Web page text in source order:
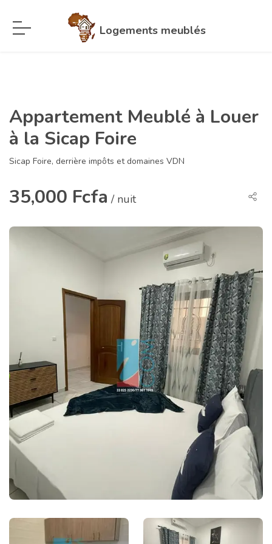
Logements meublés
Appartement Meublé à Louer
à la Sicap Foire
Sicap Foire, derrière impôts et domaines VDN
35,000 Fcfa / nuit